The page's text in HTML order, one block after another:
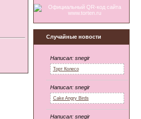
Случайные новости
Написал: snegir
Торт Колесо
Написал: snegir
Cake Angry Birds
Написал: snegir